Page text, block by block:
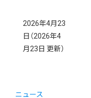
2026年4月23
日 （2026年4
月23日 更新）
ニュース